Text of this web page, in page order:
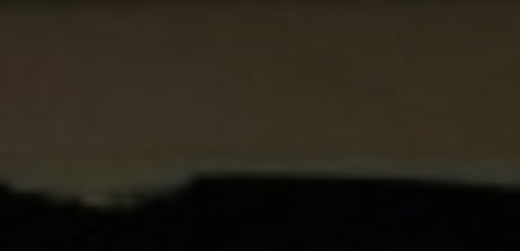
РАСПИСАНИЕ БОГОСЛУЖЕНИЙ